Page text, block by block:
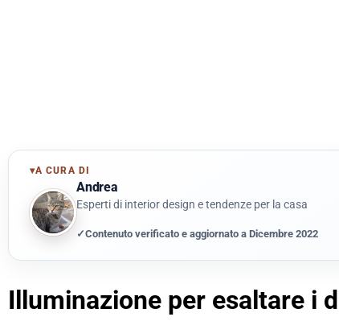
▾A CURA DI
Andrea
Esperti di interior design e tendenze per la casa
✓Contenuto verificato e aggiornato a Dicembre 2022
Illuminazione per esaltare i